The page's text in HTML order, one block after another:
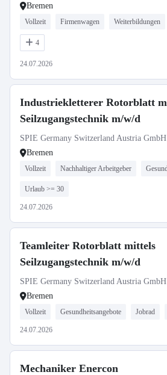
Bremen
Vollzeit Firmenwagen Weiterbildungen
4
24.07.2026
Industriekletterer Rotorblatt
Seilzugangstechnik m/w/d
SPIE Germany Switzerland Austria GmbH
Bremen
Vollzeit Nachhaltiger Arbeitgeber
Urlaub >= 30
24.07.2026
Teamleiter Rotorblatt mittels
Seilzugangstechnik m/w/d
SPIE Germany Switzerland Austria GmbH
Bremen
Vollzeit Gesundheitsangebote Jobrad
24.07.2026
Mechaniker Enercon